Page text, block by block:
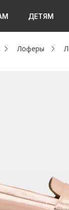
ДЕТЯМ
Лоферы